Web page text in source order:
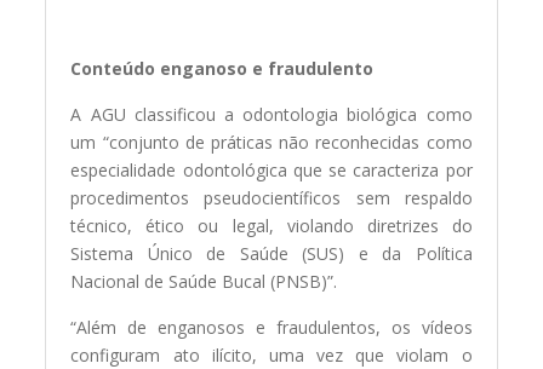
Conteúdo enganoso e fraudulento
A AGU classificou a odontologia biológica como
um “conjunto de práticas não reconhecidas como
especialidade odontológica que se caracteriza por
procedimentos pseudocientíficos sem respaldo
técnico, ético ou legal, violando diretrizes do
Sistema Único de Saúde (SUS) e da Política
Nacional de Saúde Bucal (PNSB)”.
“Além de enganosos e fraudulentos, os vídeos
configuram ato ilícito, uma vez que violam o